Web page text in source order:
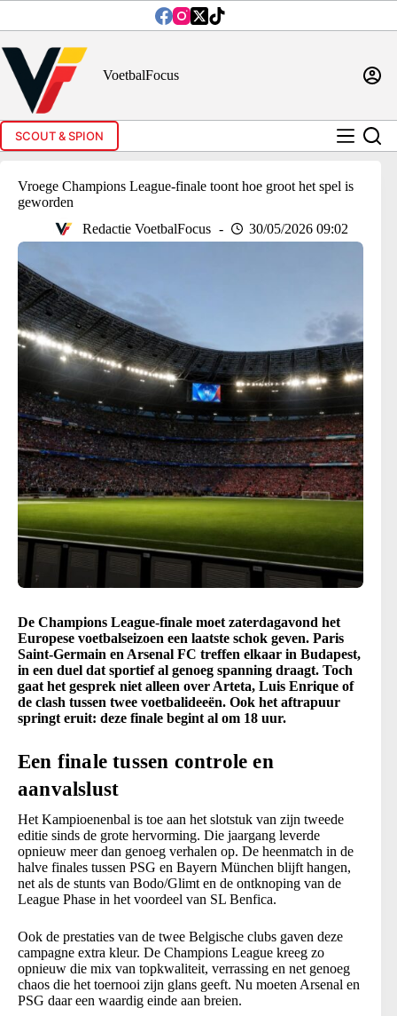
inhoud
VoetbalFocus
SCOUT & SPION
Vroege Champions League-finale toont hoe groot het spel is
geworden
Redactie VoetbalFocus
30/05/2026 09:02
De Champions League-finale moet zaterdagavond het
Europese voetbalseizoen een laatste schok geven. Paris
Saint-Germain en Arsenal FC treffen elkaar in Budapest,
in een duel dat sportief al genoeg spanning draagt. Toch
gaat het gesprek niet alleen over Arteta, Luis Enrique of
de clash tussen twee voetbalideeën. Ook het aftrapuur
springt eruit: deze finale begint al om 18 uur.
Een finale tussen controle en
aanvalslust
Het Kampioenenbal is toe aan het slotstuk van zijn tweede
editie sinds de grote hervorming. Die jaargang leverde
opnieuw meer dan genoeg verhalen op. De heenmatch in de
halve finales tussen PSG en Bayern München blijft hangen,
net als de stunts van Bodo/Glimt en de ontknoping van de
League Phase in het voordeel van SL Benfica.
Ook de prestaties van de twee Belgische clubs gaven deze
campagne extra kleur. De Champions League kreeg zo
opnieuw die mix van topkwaliteit, verrassing en net genoeg
chaos die het toernooi zijn glans geeft. Nu moeten Arsenal en
PSG daar een waardig einde aan breien.